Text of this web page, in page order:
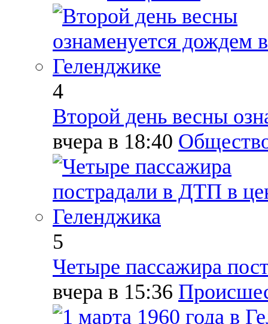
4
Второй день весны
вчера в 18:40
5
Четыре пассажира
вчера в 15:36